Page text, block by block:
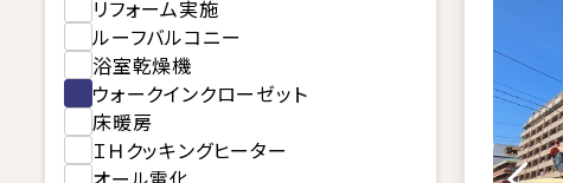
リフォーム実施
ルーフバルコニー
浴室乾燥機
ウォークインクローゼット
床暖房
ＩＨクッキングヒーター